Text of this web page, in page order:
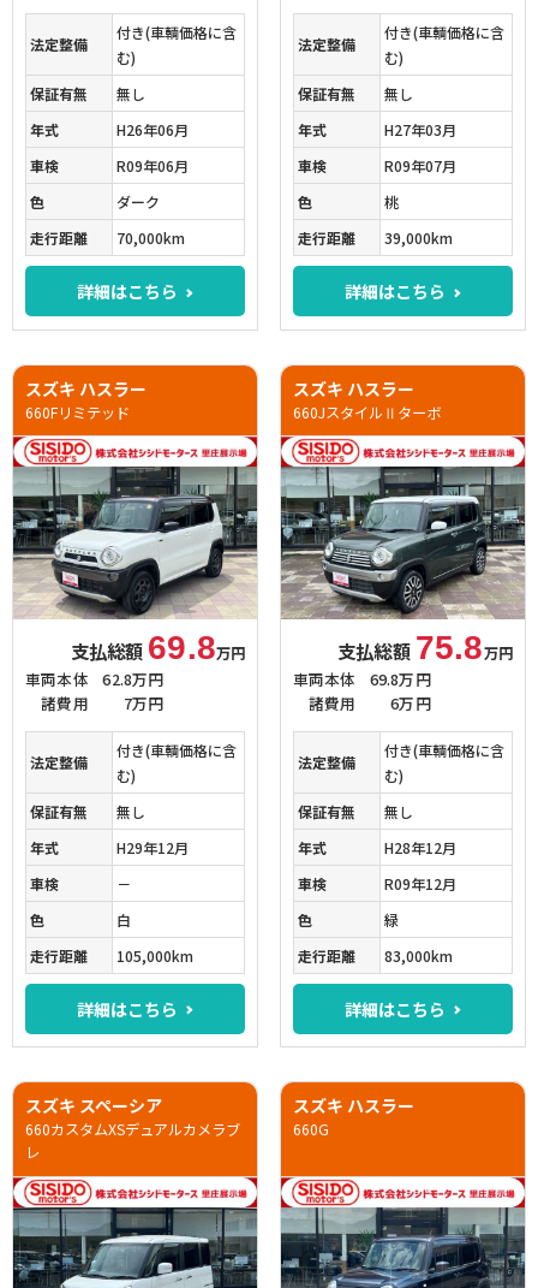
法定整備
付き(車輌価格に含
む)
保証有無
無し
年式
H26年06月
車検
R09年06月
色
ダーク
走行距離
70,000km
詳細はこちら
法定整備
付き(車輌価格に含
む)
保証有無
無し
年式
H27年03月
車検
R09年07月
色
桃
走行距離
39,000km
詳細はこちら
スズキ ハスラー
660Fリミテッド
支払総額 69.8万円
車両本体
62.8万円
諸費用
7万円
法定整備
付き(車輌価格に含
む)
保証有無
無し
年式
H29年12月
車検
－
色
白
走行距離
105,000km
詳細はこちら
スズキ ハスラー
660JスタイルⅡターボ
支払総額 75.8万円
車両本体
69.8万円
諸費用
6万円
法定整備
付き(車輌価格に含
む)
保証有無
無し
年式
H28年12月
車検
R09年12月
色
緑
走行距離
83,000km
詳細はこちら
スズキ スペーシア
660カスタムXSデュアルカメラブ
レ
スズキ ハスラー
660G